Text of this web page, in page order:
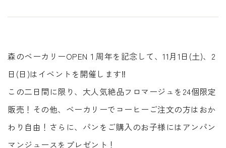
森のベーカリーOPEN１周年を記念して、11月1日(土)、2
日(日)はイベントを開催します‼
この二日間に限り、大人気絶品フロマージュを24個限定
販売！その他、ベーカリーでコーヒーご注文の方はおか
わり自由！さらに、パンをご購入のお子様にはアンパン
マンジュースをプレゼント！